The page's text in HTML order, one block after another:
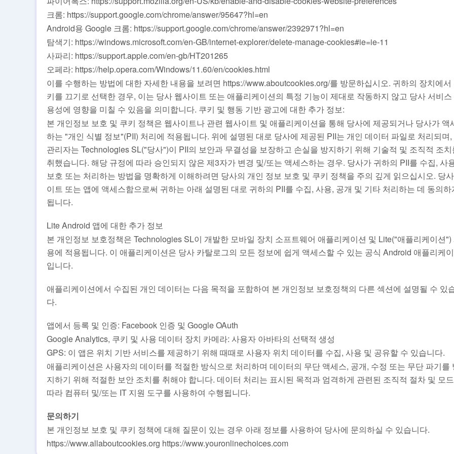
크롬: https://support.google.com/chrome/answer/95647?hl=en
Android용 Google 크롬: https://support.google.com/chrome/answer/2392971?hl=en
탐색기: https://windows.microsoft.com/en-GB/internet-explorer/delete-manage-cookies#ie=ie-11
사파리: https://support.apple.com/en-gb/HT201265
오페라: https://help.opera.com/Windows/11.60/en/cookies.html
이를 수행하는 방법에 대한 자세한 내용을 보려면 https://www.aboutcookies.org/를 방문하십시오. 귀하의 장치에서
키를 끄기로 선택한 경우, 이는 당사 웹사이트 또는 애플리케이션의 특정 기능이 제대로 작동하지 않고 당사 서비스
용성에 영향을 미칠 수 있음을 의미합니다. 쿠키 및 행동 기반 광고에 대한 추가 정보:
본 개인정보 보호 및 쿠키 정책은 웹사이트나 관련 웹사이트 및 애플리케이션을 통해 당사에 제공되거나 당사가 액
하는 "개인 식별 정보"(PII) 처리에 적용됩니다. 위에 설명된 대로 당사에 제공된 PII는 개인 데이터 파일로 처리되며,
관리자는 Technologies SL("당사")이 PII의 보안과 무결성을 보장하고 손실을 방지하기 위해 기술적 및 조직적 조치
취했습니다. 해당 규정에 따라 승인되지 않은 제3자가 변경 및/또는 액세스하는 경우. 당사가 귀하의 PII를 수집, 사
보호 또는 처리하는 방법을 명확하게 이해하려면 당사의 개인 정보 보호 및 쿠키 정책을 주의 깊게 읽으십시오. 당
이트 또는 앱에 액세스함으로써 귀하는 아래 설명된 대로 귀하의 PII를 수집, 사용, 공개 및 기타 처리하는 데 동의하
됩니다.
Lite Android 앱에 대한 추가 정보
본 개인정보 보호정책은 Technologies SL이 개발한 모바일 장치 소프트웨어 애플리케이션 및 Lite("애플리케이션")
용에 적용됩니다. 이 애플리케이션은 당사 카탈로그의 모든 정보에 쉽게 액세스할 수 있는 공식 Android 애플리케
입니다.
애플리케이션에서 수집된 개인 데이터는 다음 목적을 포함하여 본 개인정보 보호정책의 다른 섹션에 설명될 수 있
다.
앱에서 등록 및 인증: Facebook 인증 및 Google OAuth
Google Analytics, 쿠키 및 사용 데이터 장치 카메라: 사용자 아바타의 선택적 생성
GPS: 이 앱은 위치 기반 서비스를 제공하기 위해 때때로 사용자 위치 데이터를 수집, 사용 및 공유할 수 있습니다.
애플리케이션은 사용자의 데이터를 적절한 방식으로 처리하며 데이터의 무단 액세스, 공개, 수정 또는 무단 파기를
지하기 위해 적절한 보안 조치를 취해야 합니다. 데이터 처리는 표시된 목적과 엄격하게 관련된 조직적 절차 및 모
따라 컴퓨터 및/또는 IT 지원 도구를 사용하여 수행됩니다.
문의하기
본 개인정보 보호 및 쿠키 정책에 대해 질문이 있는 경우 아래 정보를 사용하여 당사에 문의하실 수 있습니다.
https://www.allaboutcookies.org https://www.youronlinechoices.com